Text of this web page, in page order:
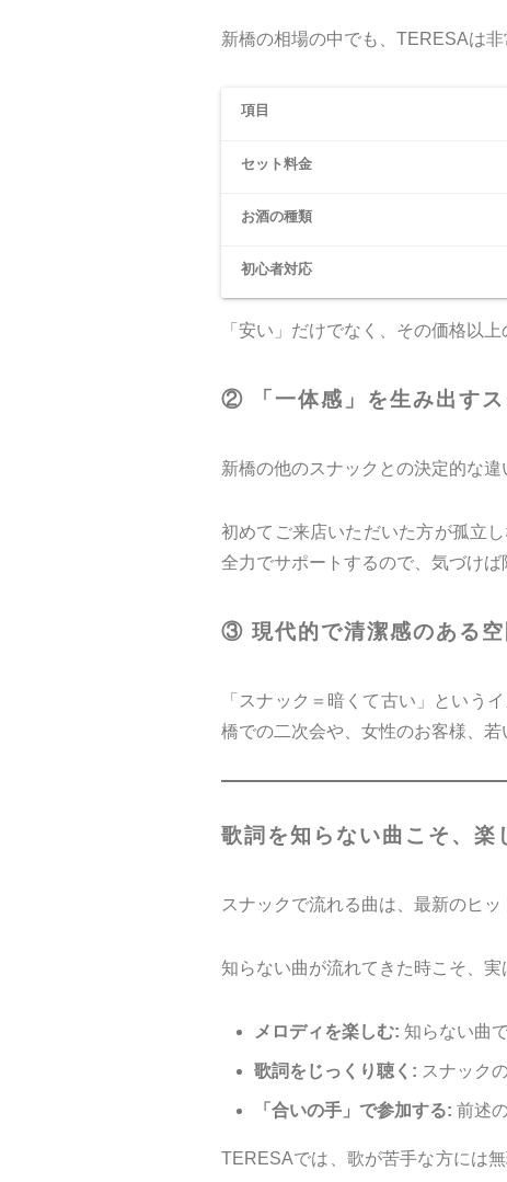
新橋の相場の中でも、TERESAは
項目
セット料金
お酒の種類
初心者対応
「安い」だけでなく、その価格以
② 「一体感」を生み出すス
新橋の他のスナックとの決定的な違
初めてご来店いただいた方が孤立
全力でサポートするので、気づけ
③ 現代的で清潔感のある空
「スナック＝暗くて古い」という
橋での二次会や、女性のお客様、
歌詞を知らない曲こそ、楽
スナックで流れる曲は、最新のヒッ
知らない曲が流れてきた時こそ、実
メロディを楽しむ: 知らない曲
歌詞をじっくり聴く: スナック
「合いの手」で参加する: 前述
TERESAでは、歌が苦手な方には